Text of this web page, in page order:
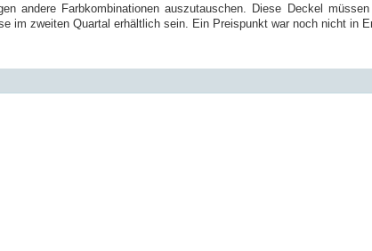
andere Farbkombinationen auszutauschen. Diese Deckel
im zweiten Quartal erhältlich sein. Ein Preispunkt war noch nicht in